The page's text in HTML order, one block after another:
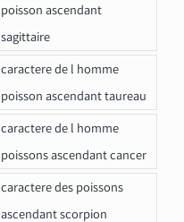
poisson ascendant
sagittaire
caractere de l homme
poisson ascendant taureau
caractere de l homme
poissons ascendant cancer
caractere des poissons
ascendant scorpion